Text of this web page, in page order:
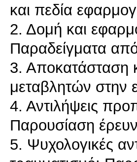
και πεδία
2. Δομή και
Παραδείγματα
3. Αποκατάσταση
μεταβλητών
4. Αντιλήψεις
Παρουσίαση
5. Ψυχολογικές